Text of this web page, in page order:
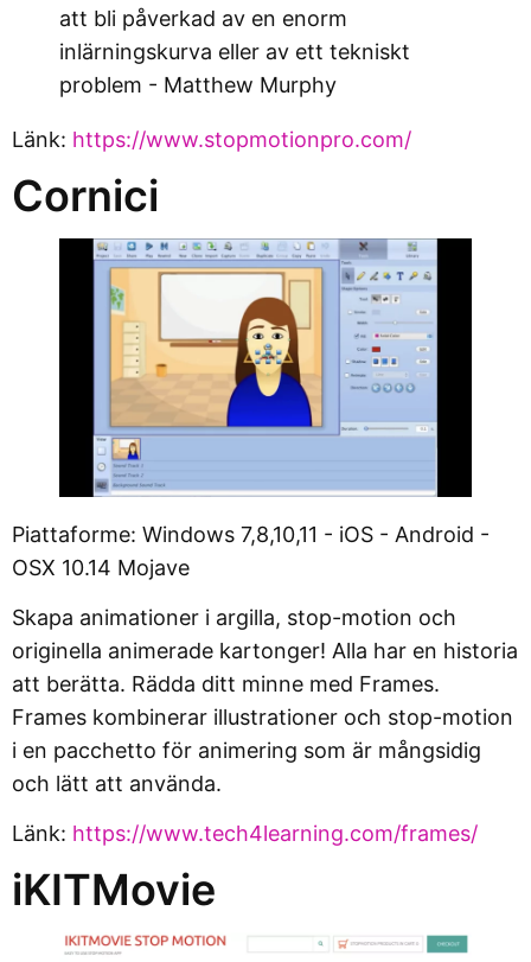
att bli påverkad av en enorm
inlärningskurva eller av ett tekniskt
problem - Matthew Murphy
Länk: https://www.stopmotionpro.com/
Cornici
Piattaforme: Windows 7,8,10,11 - iOS - Android -
OSX 10.14 Mojave
Skapa animationer i argilla, stop-motion och
originella animerade kartonger! Alla har en historia
att berätta. Rädda ditt minne med Frames.
Frames kombinerar illustrationer och stop-motion
i en pacchetto för animering som är mångsidig
och lätt att använda.
Länk: https://www.tech4learning.com/frames/
iKITMovie